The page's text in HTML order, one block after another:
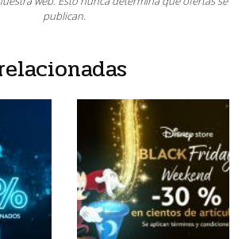
publican.